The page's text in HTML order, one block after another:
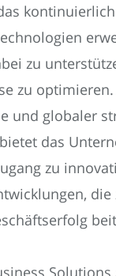
kontinuierlich
zu
zu
und globaler
das
zu
die